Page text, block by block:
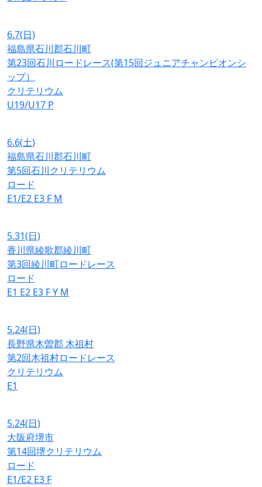
6.7(日)
福島県石川郡石川町
第23回石川ロードレース(第15回ジュニアチャンピオンシ
ップ）
クリテリウム
U19/U17 P
6.6(土)
福島県石川郡石川町
第5回石川クリテリウム
ロード
E1/E2 E3 F M
5.31(日)
香川県綾歌郡綾川町
第3回綾川町ロードレース
ロード
E1 E2 E3 FY M
5.24(日)
長野県木曽郡 木祖村
第2回木祖村ロードレース
クリテリウム
E1
5.24(日)
大阪府堺市
第14回堺クリテリウム
ロード
E1/E2 E3 F